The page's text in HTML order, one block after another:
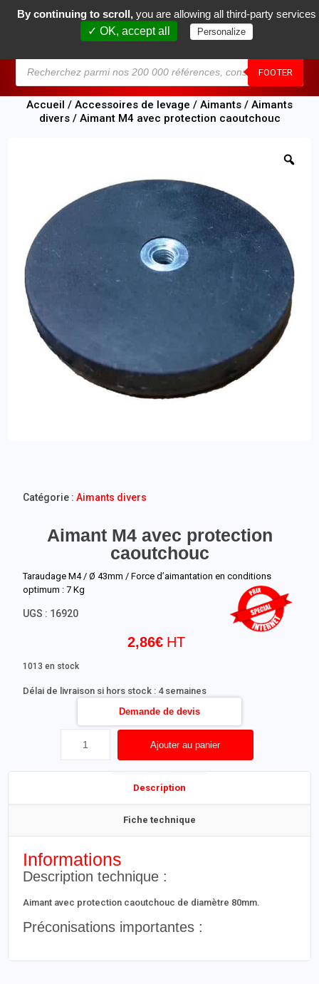
FOOTER
0
Accueil / Accessoires de levage / Aimants / Aimants
divers/ Aimant M4 avec protection caoutchouc
Aimant M4 avec protection
caoutchouc
2,86€
Délai de livraison si hors stock : 4 semaines
Taraudage M4 / Ø 43mm / Force d’aimantation en conditions
optimum : 7 Kg
1013 en stock
Ajouter au panier
Demande de devis
UGS : 16920
Catégorie :Aimants divers
Description
Fiche technique
Informations
Description technique :
Aimant avec protection caoutchouc de diamètre 80mm.
Préconisations importantes :
By continuing to scroll, you are allowing all third-party services
✓ OK, accept all
Personalize